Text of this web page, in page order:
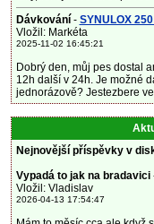
Dávkování - SYNULOX
Vložil: Markéta
2025-11-02 16:45:21
Dobrý den, můj pes dostal
12h další v 24h. Je možné
jednorázově? Jestezbere
Nejnovější příspěvky v
Vypadá to jak na bradavici
Vložil: Vladislav
2026-04-13 17:54:47